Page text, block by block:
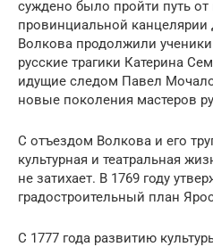
суждено было пройти путь
провинциальной
Волкова продолжили
русские трагики Катерина
идущие следом Павел
новые поколения мастеров
С отъездом Волкова и его
культурная и театральная
не затихает. В 1769 году
градостроительный план
С 1777 года развитию